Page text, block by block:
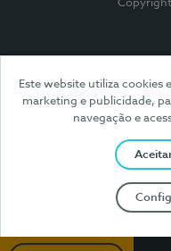
Este website utiliza cookies
marketing e publicidade,
navegação e